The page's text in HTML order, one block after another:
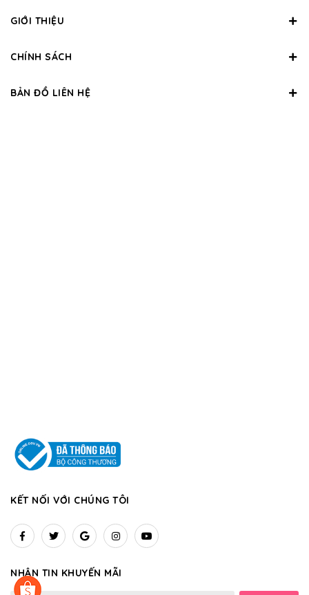
GIỚI THIỆU
CHÍNH SÁCH
BẢN ĐỒ LIÊN HỆ
KẾT NỐI VỚI CHÚNG TÔI
NHẬN TIN KHUYẾN MÃI